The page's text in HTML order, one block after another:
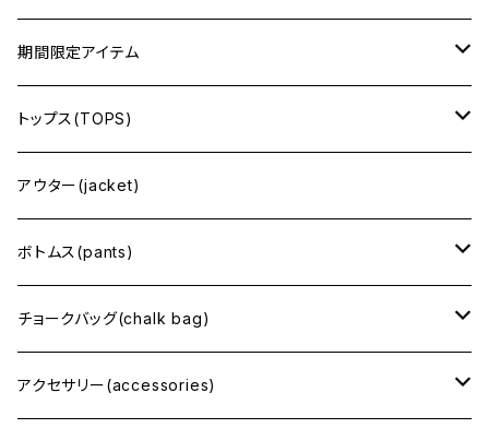
期間限定アイテム
CROSSOVER
トップス(TOPS)
半袖(short sleeve)
長袖(long sleeve)
スウェット・フーディ(sweat・hoodie)
アウター(jacket)
ボトムス(pants)
ショート丈
ロング丈
チョークバッグ(chalk bag)
regular size（レギュラーサイズ）
アクセサリー(accessories)